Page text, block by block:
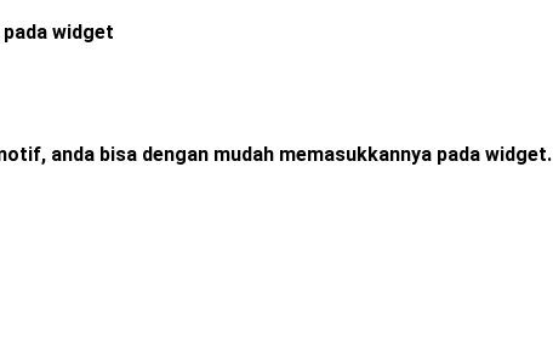
widget
anda bisa dengan mudah memasukkannya pada widget.